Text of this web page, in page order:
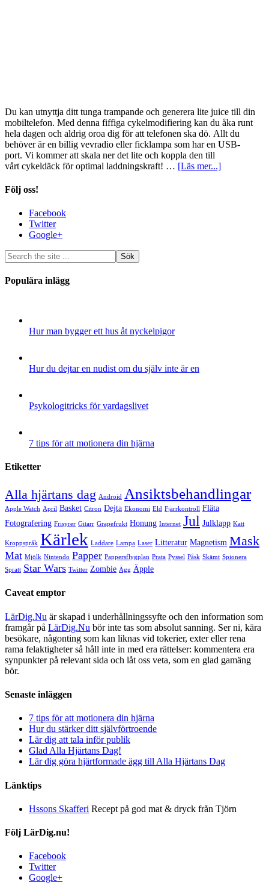
Du kan utnyttja ditt tunga trampande och generera lite juice till din
mobiltelefon. Med denna fiffiga cykelmodifiering kan du åka runt
hela dagen och aldrig oroa dig för att telefonen ska dö. Allt du
behöver är en billig vevradio eller ficklampa som har en USB-
port. Vi kommer att skala ner det lite och koppla den till
vårt cykeldäck för optimal laddningskraft! … [Läs mer...]
Följ oss!
Facebook
Twitter
Google+
Populära inlägg
Hur man bygger ett hus åt nyckelpigor
Hur du dejtar en nudist om du själv inte är en
Psykologitricks för vardagslivet
7 tips för att motionera din hjärna
Etiketter
Alla hjärtans dag Android Ansiktsbehandlingar
Apple Watch April Basket Citron Dejta Ekonomi Eld Fjärrkontroll Fläta
Fotografering Frisyrer Gitarr Grapefrukt Honung Internet Jul Julklapp Katt
Kroppspråk Kärlek Laddare Lampa Laser Litteratur Magnetism Mask
Mat Mjölk Nintendo Papper Pappersflygplan Prata Pyssel Påsk Skämt Spionera
Spratt Star Wars Twitter Zombie Ägg Äpple
Caveat emptor
LärDig.Nu är skapad i underhållningssyfte och den information som
framgår på LärDig.Nu bör inte tas som absolut sanning. Ser ni, kära
besökare, någonting som kan liknas vid tokerier, exter eller rena
rama felaktigheter så håll inte in med era rättelser: kommentera era
synpunkter på relevant sida och låt oss veta, som en glad gamäng
bör.
Senaste inläggen
7 tips för att motionera din hjärna
Hur du stärker ditt självförtroende
Lär dig att tala inför publik
Glad Alla Hjärtans Dag!
Lär dig göra hjärtformade ägg till Alla Hjärtans Dag
Länktips
Hssons Skafferi Recept på god mat & dryck från Tjörn
Följ LärDig.nu!
Facebook
Twitter
Google+